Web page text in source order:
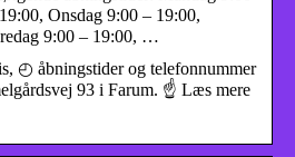
Onsdag 9:00 – 19:00,
9:00 – 19:00, …
◴ åbningstider og telefonnummer
93 i Farum. ☝ Læs mere